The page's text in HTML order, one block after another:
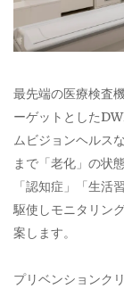
最先端の医療検査
ーゲットとした
ムビジョンヘルス
まで「老化」の状
「認知症」「生活
駆使しモニタリン
案します。
プリベンションク